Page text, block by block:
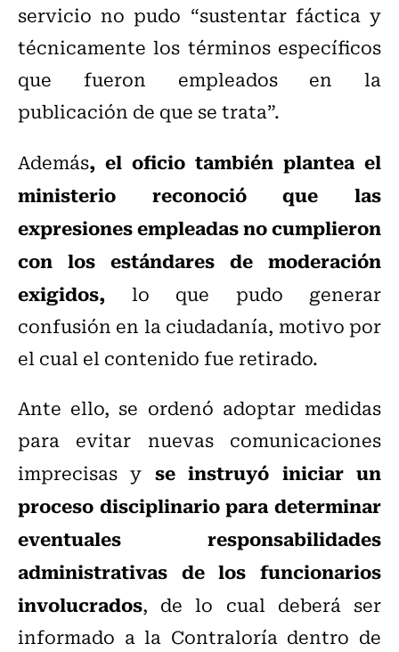
servicio no pudo “sustentar fáctica y
técnicamente los términos específicos
que fueron empleados en la
publicación de que se trata”.
Además, el oficio también plantea el
ministerio reconoció que las
expresiones empleadas no cumplieron
con los estándares de moderación
exigidos, lo que pudo generar
confusión en la ciudadanía, motivo por
el cual el contenido fue retirado.
Ante ello, se ordenó adoptar medidas
para evitar nuevas comunicaciones
imprecisas y se instruyó iniciar un
proceso disciplinario para determinar
eventuales responsabilidades
administrativas de los funcionarios
involucrados, de lo cual deberá ser
informado a la Contraloría dentro de